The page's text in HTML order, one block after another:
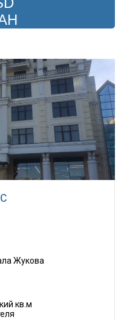
Жукова
кв.м